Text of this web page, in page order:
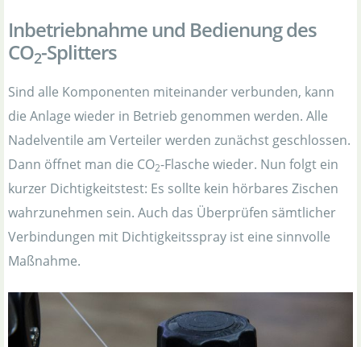
Inbetriebnahme und Bedienung des
CO2-Splitters
Sind alle Komponenten miteinander verbunden, kann
die Anlage wieder in Betrieb genommen werden. Alle
Nadelventile am Verteiler werden zunächst geschlossen.
Dann öffnet man die CO2-Flasche wieder. Nun folgt ein
kurzer Dichtigkeitstest: Es sollte kein hörbares Zischen
wahrzunehmen sein. Auch das Überprüfen sämtlicher
Verbindungen mit Dichtigkeitsspray ist eine sinnvolle
Maßnahme.